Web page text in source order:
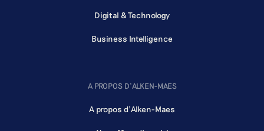
Digital & Technology
Business Intelligence
A PROPOS D'ALKEN-MAES
A propos d'Alken-Maes